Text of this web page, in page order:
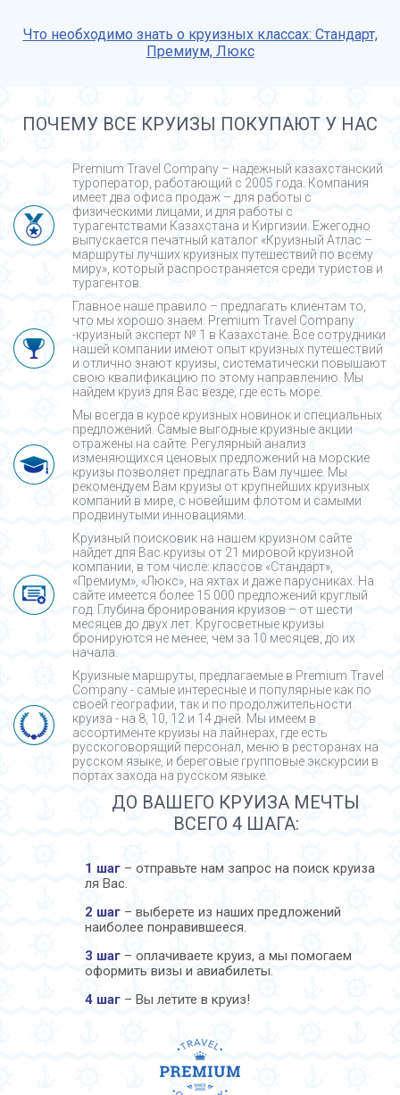
Что необходимо знать о круизных классах: Стандарт,
Премиум, Люкс
ПОЧЕМУ ВСЕ КРУИЗЫ ПОКУПАЮТ У НАС
Premium Travel Company – надежный казахстанский
туроператор, работающий с 2005 года. Компания
имеет два офиса продаж – для работы с
физическими лицами, и для работы с
турагентствами Казахстана и Киргизии. Ежегодно
выпускается печатный каталог «Круизный Атлас –
маршруты лучших круизных путешествий по всему
миру», который распространяется среди туристов и
турагентов.
Главное наше правило – предлагать клиентам то,
что мы хорошо знаем. Premium Travel Company
-круизный эксперт № 1 в Казахстане. Все сотрудники
нашей компании имеют опыт круизных путешествий
и отлично знают круизы, систематически повышают
свою квалификацию по этому направлению. Мы
найдем круиз для Вас везде, где есть море.
Мы всегда в курсе круизных новинок и специальных
предложений. Самые выгодные круизные акции
отражены на сайте. Регулярный анализ
изменяющихся ценовых предложений на морские
круизы позволяет предлагать Вам лучшее. Мы
рекомендуем Вам круизы от крупнейших круизных
компаний в мире, с новейшим флотом и самыми
продвинутыми инновациями.
Круизный поисковик на нашем круизном сайте
найдет для Вас круизы от 21 мировой круизной
компании, в том числе: классов «Стандарт»,
«Премиум», «Люкс», на яхтах и даже парусниках. На
сайте имеется более 15 000 предложений круглый
год. Глубина бронирования круизов – от шести
месяцев до двух лет. Кругосветные круизы
бронируются не менее, чем за 10 месяцев, до их
начала.
Круизные маршруты, предлагаемые в Premium Travel
Company - cамые интересные и популярные как по
своей географии, так и по продолжительности
круиза - на 8, 10, 12 и 14 дней. Мы имеем в
ассортименте круизы на лайнерах, где есть
русскоговорящий персонал, меню в ресторанах на
русском языке, и береговые групповые экскурсии в
портах захода на русском языке.
ДО ВАШЕГО КРУИЗА МЕЧТЫ
ВСЕГО 4 ШАГА:
1 шаг – отправьте нам запрос на поиск круиза
ля Вас.
2 шаг – выберете из наших предложений
наиболее понравившееся.
3 шаг – оплачиваете круиз, а мы помогаем
оформить визы и авиабилеты.
4 шаг – Вы летите в круиз!